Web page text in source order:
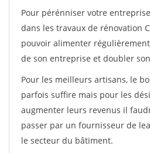
Pour pérénniser votre
dans les travaux de rénovation
pouvoir alimenter
de son entreprise et doubler
Pour les meilleurs artisans, le
parfois suffire mais pour les
augmenter leurs revenus il
passer par un fournisseur de
le secteur du bâtiment.